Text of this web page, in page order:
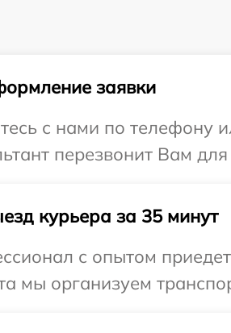
заявки
с нами по телефону
перезвонит Вам
курьера за 35 минут
с опытом
мы организуем